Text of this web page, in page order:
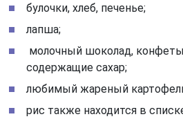
булочки, хлеб, печенье;
лапша;
молочный шоколад,
содержащие сахар;
любимый жареный
рис также находится в